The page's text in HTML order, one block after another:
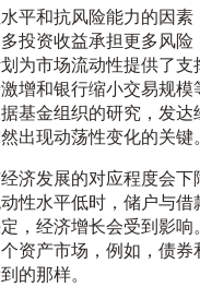
平和抗风险能力的因素
投资收益承担更多风险
为市场流动性提供了支
增和银行缩小交易规模
基金组织的研究，发达
出现动荡性变化的关键。
济发展的对应程度会下
性水平低时，储户与借
，经济增长会受到影响
资产市场，例如，债券
的那样。